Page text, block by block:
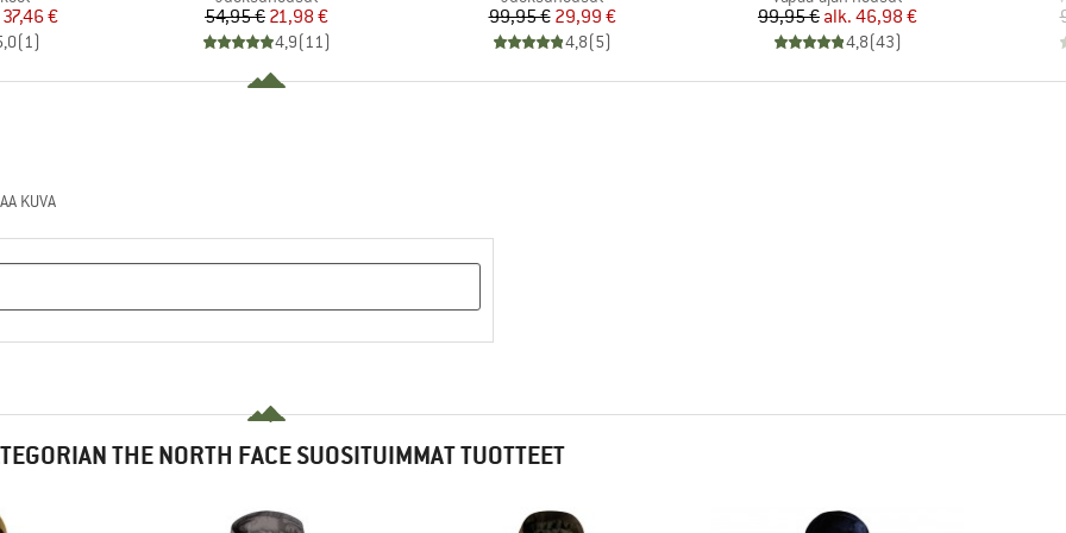
hinta
37,46 €
(1)
Hinta
54,95 €Alennettu hinta
21,98 €
4,9(11)
Hinta
99,95 €Alennettu hinta
29,99 €
4,8(5)
Hinta
99,95 € Alennettu hinta
alk. 46,98 €
4,8(43)
KUVA
THE NORTH FACE SUOSITUIMMAT TUOTTEET